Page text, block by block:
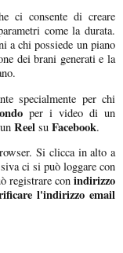
ci consente di creare
come la durata.
a chi possiede un piano
dei brani generati e la
specialmente per chi
per i video di un
Reel su Facebook.
Si clicca in alto a
ci si può loggare con
registrare conindirizzo
l'indirizzo email